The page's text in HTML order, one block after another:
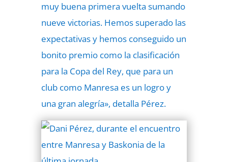
muy buena primera vuelta sumando
nueve victorias. Hemos superado las
expectativas y hemos conseguido un
bonito premio como la clasificación
para la Copa del Rey, que para un
club como Manresa es un logro y
una gran alegría», detalla Pérez.